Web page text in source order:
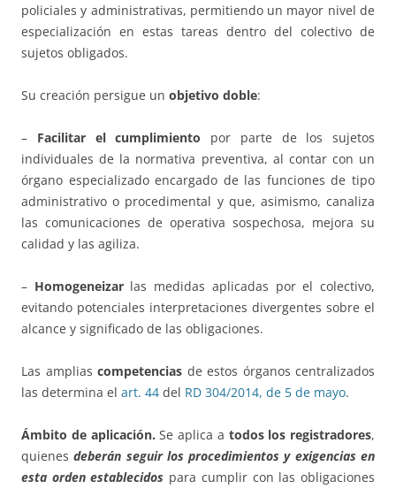
policiales y administrativas, permitiendo un mayor nivel de
especialización en estas tareas dentro del colectivo de
sujetos obligados.
Su creación persigue un objetivo doble:
– Facilitar el cumplimiento por parte de los sujetos
individuales de la normativa preventiva, al contar con un
órgano especializado encargado de las funciones de tipo
administrativo o procedimental y que, asimismo, canaliza
las comunicaciones de operativa sospechosa, mejora su
calidad y las agiliza.
– Homogeneizarlas medidas aplicadas por el colectivo,
evitando potenciales interpretaciones divergentes sobre el
alcance y significado de las obligaciones.
Las amplias competencias de estos órganos centralizados
las determina el art. 44 del RD 304/2014, de 5 de mayo.
Ámbito de aplicación.Se aplica a todos los registradores,
quienesdeberán seguir los procedimientos y exigencias en
esta orden establecidos para cumplir con las obligaciones